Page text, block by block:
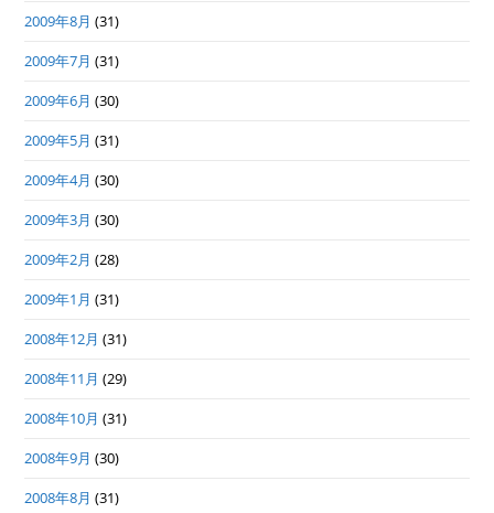
2009年8月 (31)
2009年7月 (31)
2009年6月 (30)
2009年5月 (31)
2009年4月 (30)
2009年3月 (30)
2009年2月 (28)
2009年1月 (31)
2008年12月 (31)
2008年11月 (29)
2008年10月 (31)
2008年9月 (30)
2008年8月 (31)